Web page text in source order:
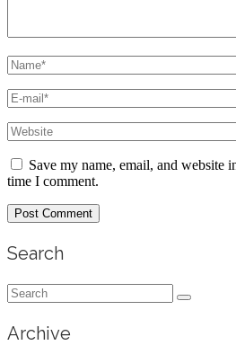
Save my name, email, and website
time I comment.
Search
Search
for:
Archive